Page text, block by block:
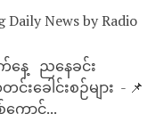
Daily News by Radio
နေ့ ညနေခင်း
ခေါင်းစဉ်များ - 📌
ောင်...